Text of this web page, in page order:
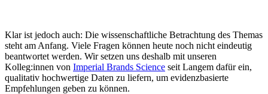
Klar ist jedoch auch: Die wissenschaftliche Betrachtung des Themas
steht am Anfang. Viele Fragen können heute noch nicht eindeutig
beantwortet werden. Wir setzen uns deshalb mit unseren
Kolleg:innen von Imperial Brands Science seit Langem dafür ein,
qualitativ hochwertige Daten zu liefern, um evidenzbasierte
Empfehlungen geben zu können.